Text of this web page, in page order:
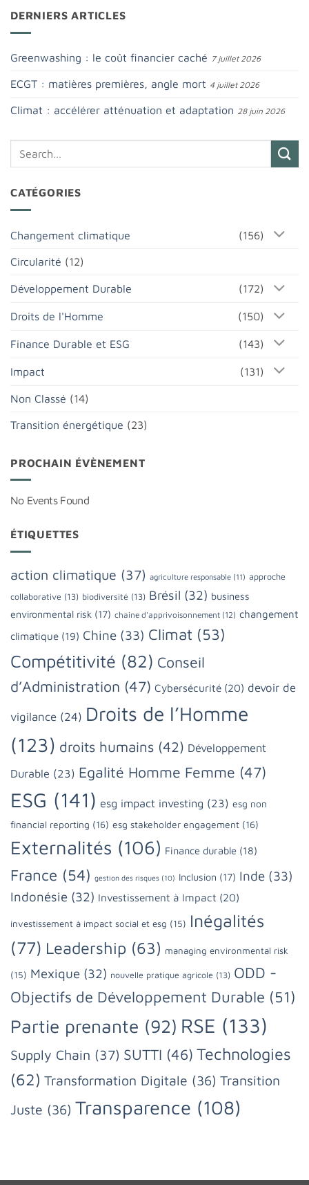
DERNIERS ARTICLES
Greenwashing : le coût financier caché 7 juillet 2026
ECGT : matières premières, angle mort 4 juillet 2026
Climat : accélérer atténuation et adaptation 28 juin 2026
CATÉGORIES
Changement climatique (156)
Circularité (12)
Développement Durable (172)
Droits de l'Homme (150)
Finance Durable et ESG (143)
Impact (131)
Non Classé (14)
Transition énergétique (23)
PROCHAIN ÉVÈNEMENT
No Events Found
ÉTIQUETTES
action climatique (37) agriculture responsable (11) approche
collaborative (13) biodiversité (13) Brésil (32) business
environmental risk (17) chaine d'apprivoisonnement (12) changement
climatique (19) Chine (33) Climat (53)
Compétitivité (82) Conseil
d’Administration (47) Cybersécurité (20) devoir de
vigilance (24) Droits de l’Homme
(123) droits humains (42) Développement
Durable (23) Egalité Homme Femme (47)
ESG (141) esg impact investing (23) esg non
financial reporting (16) esg stakeholder engagement (16)
Externalités (106) Finance durable (18)
France (54) gestion des risques (10) Inclusion (17) Inde (33)
Indonésie (32) Investissement à Impact (20)
investissement à impact social et esg (15) Inégalités
(77) Leadership (63) managing environmental risk
(15) Mexique (32) nouvelle pratique agricole (13) ODD -
Objectifs de Développement Durable (51)
Partie prenante (92) RSE (133)
Supply Chain (37) SUTTI (46) Technologies
(62) Transformation Digitale (36) Transition
Juste (36) Transparence (108)